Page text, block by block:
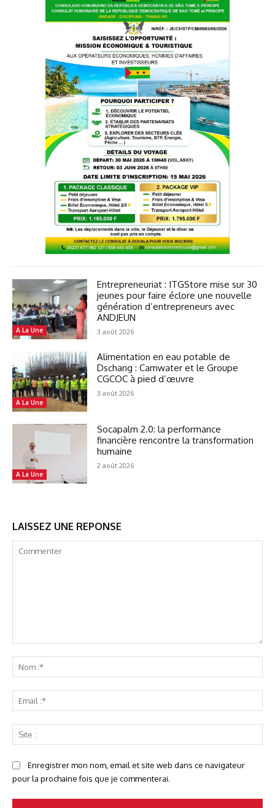
A La Une
Entrepreneuriat : ITGStore mise sur 30
jeunes pour faire éclore une nouvelle
génération d’entrepreneurs avec
ANDJEUN
3 août 2026
A La Une
Alimentation en eau potable de
Dschang : Camwater et le Groupe
CGCOC à pied d’œuvre
3 août 2026
A La Une
Socapalm 2.0: la performance
financière rencontre la transformation
humaine
2 août 2026
LAISSEZ UNE REPONSE
:*
:*
:
Enregistrer mon nom, email et site web dans ce navigateur
pour la prochaine fois que je commenterai.